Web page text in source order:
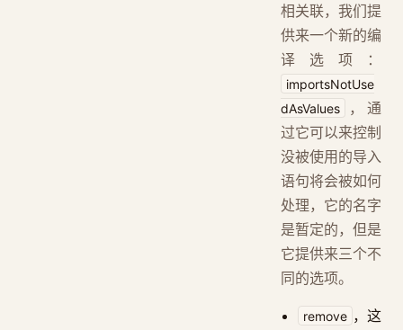
相关联，我们提
供来一个新的编
译选项：
importsNotUse
dAsValues
，通
过它可以来控制
没被使用的导入
语句将会被如何
处理，它的名字
是暂定的，但是
它提供来三个不
同的选项。
remove ，这